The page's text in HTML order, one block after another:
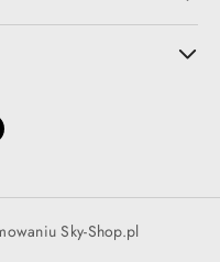
Sky-Shop.pl